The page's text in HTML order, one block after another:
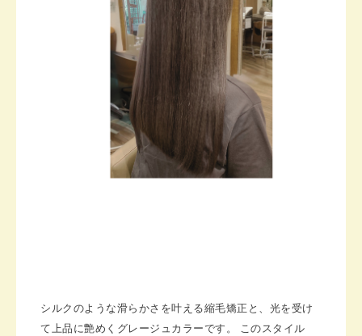
シルクのような滑らかさを叶える縮毛矯正と、光を受け
て上品に艶めくグレージュカラーです。 このスタイル